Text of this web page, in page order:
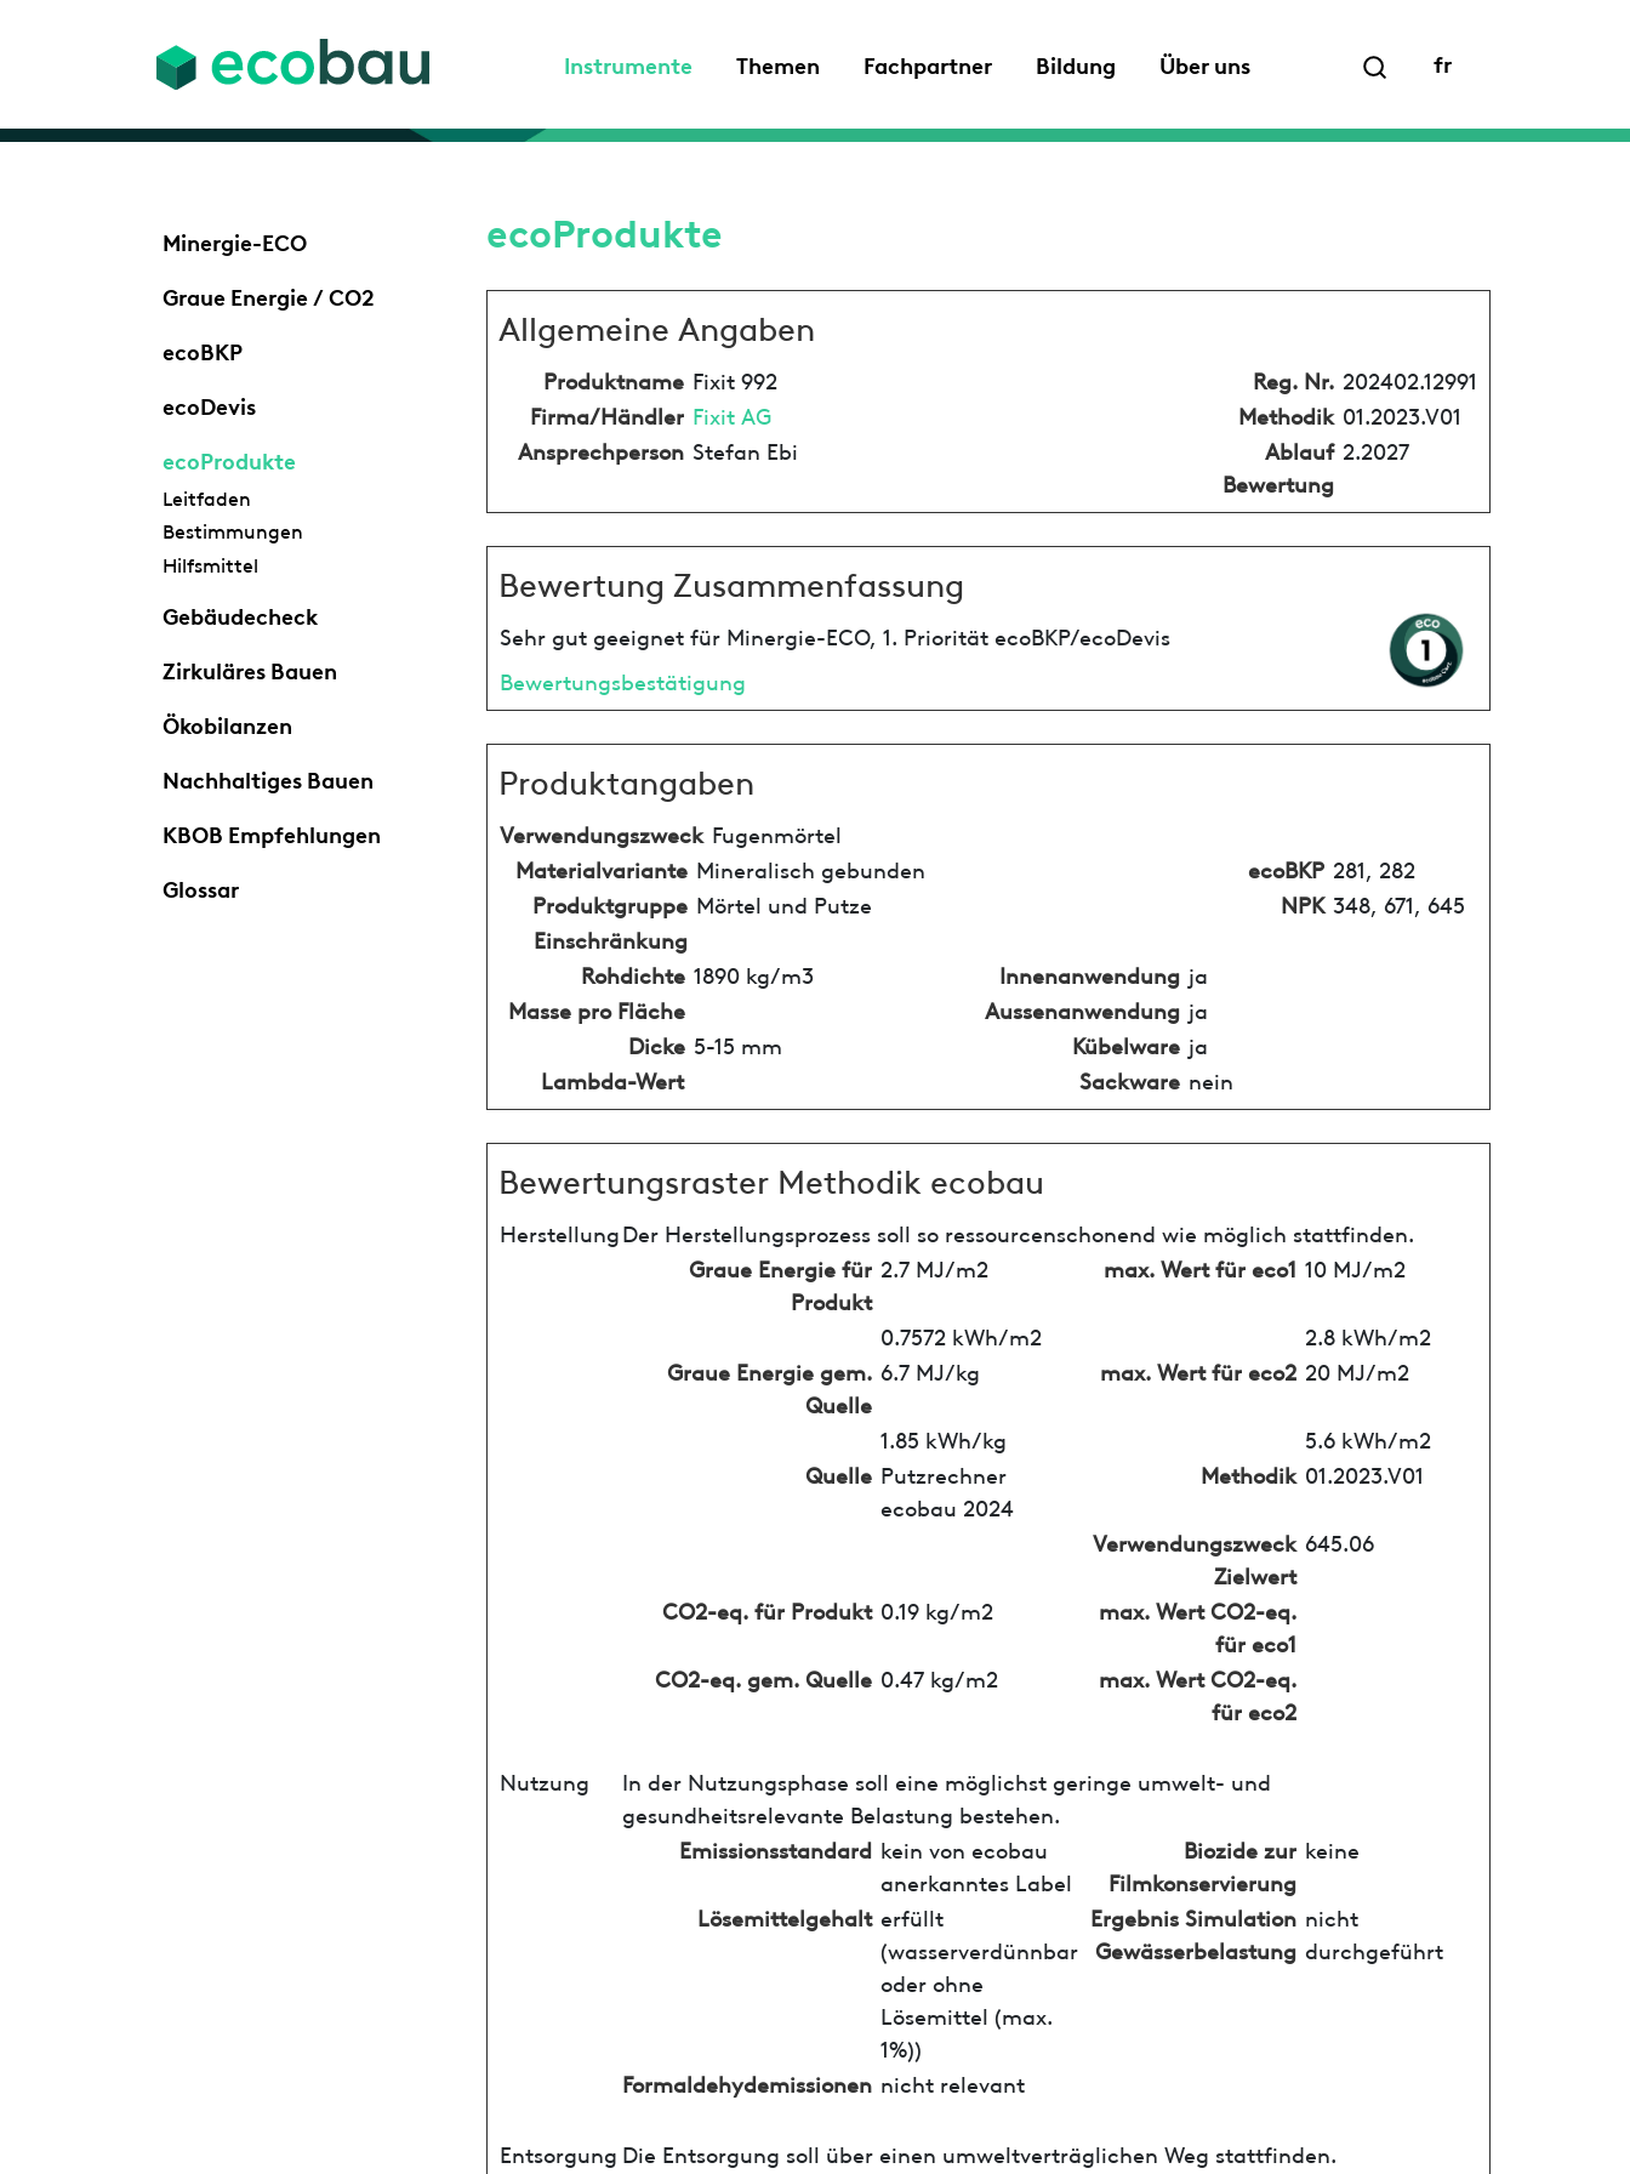
Instrumente Themen Fachpartner Bildung Über uns fr
Minergie-ECO
Graue Energie / CO2
ecoBKP
ecoDevis
ecoProdukte
Leitfaden
Bestimmungen
Hilfsmittel
Gebäudecheck
Zirkuläres Bauen
Ökobilanzen
Nachhaltiges Bauen
KBOB Empfehlungen
Glossar
ecoProdukte
Allgemeine Angaben
Produktname Fixit 992 Reg. Nr. 202402.12991
Firma/Händler Fixit AG Methodik 01.2023.V01
Ansprechperson Stefan Ebi
Ablauf
Bewertung
2.2027
Bewertung Zusammenfassung
Sehr gut geeignet für Minergie-ECO, 1. Priorität ecoBKP/ecoDevis
Bewertungsbestätigung
Produktangaben
Verwendungszweck Fugenmörtel
Materialvariante Mineralisch gebunden ecoBKP 281, 282
Produktgruppe Mörtel und Putze NPK 348, 671, 645
Einschränkung
Rohdichte 1890 kg/m3 Innenanwendung ja
Masse pro Fläche
Aussenanwendung ja
Dicke 5-15 mm Kübelware ja
Lambda-Wert
Sackware nein
Bewertungsraster Methodik ecobau
HerstellungDer Herstellungsprozess soll so ressourcenschonend wie möglich stattfinden.
Graue Energie für
Produkt
2.7 MJ/m2 max. Wert für eco1 10 MJ/m2
0.7572 kWh/m2
2.8 kWh/m2
Graue Energie gem.
Quelle
6.7 MJ/kg max. Wert für eco2 20 MJ/m2
1.85 kWh/kg
5.6 kWh/m2
Quelle Putzrechner
ecobau 2024
Methodik 01.2023.V01
Verwendungszweck
Zielwert
645.06
CO2-eq. für Produkt 0.19 kg/m2
max. Wert CO2-eq.
für eco1
CO2-eq. gem. Quelle 0.47 kg/m2
max. Wert CO2-eq.
für eco2
Nutzung
In der Nutzungsphase soll eine möglichst geringe umwelt- und
gesundheitsrelevante Belastung bestehen.
Emissionsstandard kein von ecobau
anerkanntes Label
Biozide zur
Filmkonservierung
keine
Lösemittelgehalt erfüllt
(wasserverdünnbar
oder ohne
Lösemittel (max.
1%))
Ergebnis Simulation
Gewässerbelastung
nicht
durchgeführt
Formaldehydemissionen nicht relevant
Entsorgung Die Entsorgung soll über einen umweltverträglichen Weg stattfinden.